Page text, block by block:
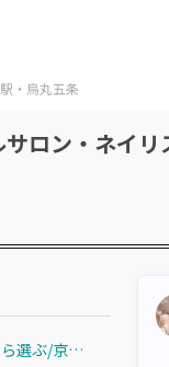
・烏丸五条
ロン・ネイリ
関西/京都府/エリアから選ぶ/京都駅・烏丸五条